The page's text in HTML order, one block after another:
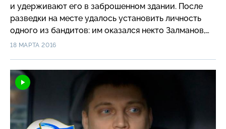
и удерживают его в заброшенном здании. После
разведки на месте удалось установить личность
одного из бандитов: им оказался некто Залманов,
лидер бандформирования. Перед штурмом Батя
иначе не выяснить, зачем ему понадобился
охранник режимного объекта.
18 МАРТА 2016